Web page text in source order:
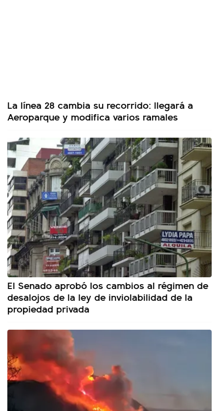
La línea 28 cambia su recorrido: llegará a
Aeroparque y modifica varios ramales
El Senado aprobó los cambios al régimen de
desalojos de la ley de inviolabilidad de la
propiedad privada